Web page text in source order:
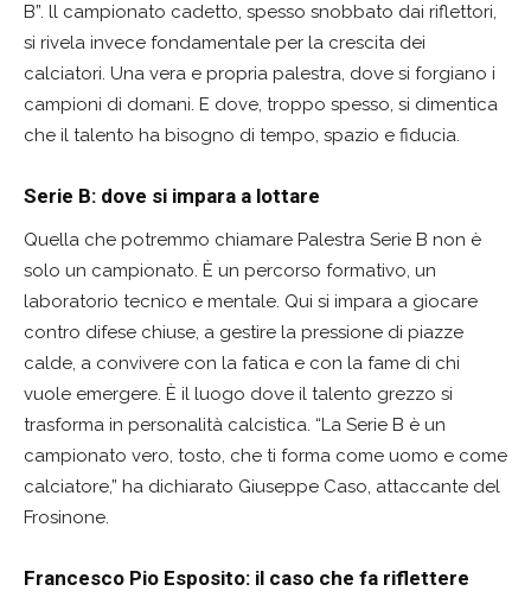
B”. ll campionato cadetto, spesso snobbato dai riflettori,
si rivela invece fondamentale per la crescita dei
calciatori. Una vera e propria palestra, dove si forgiano i
campioni di domani. E dove, troppo spesso, si dimentica
che il talento ha bisogno di tempo, spazio e fiducia.
Serie B: dove si impara a lottare
Quella che potremmo chiamare Palestra Serie B non è
solo un campionato. È un percorso formativo, un
laboratorio tecnico e mentale. Qui si impara a giocare
contro difese chiuse, a gestire la pressione di piazze
calde, a convivere con la fatica e con la fame di chi
vuole emergere. È il luogo dove il talento grezzo si
trasforma in personalità calcistica. “La Serie B è un
campionato vero, tosto, che ti forma come uomo e come
calciatore,” ha dichiarato Giuseppe Caso, attaccante del
Frosinone.
Francesco Pio Esposito: il caso che fa riflettere